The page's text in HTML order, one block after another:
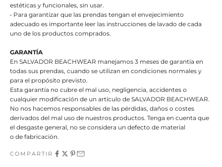
estéticas y funcionales, sin usar.
• Para garantizar que las prendas tengan el envejecimiento
adecuado es importante leer las instrucciones de lavado de cada
uno de los productos comprados.
GARANTÍA
En SALVADOR BEACHWEAR manejamos 3 meses de garantía en
todas sus prendas, cuando se utilizan en condiciones normales y
para el propósito previsto.
Esta garantía no cubre el mal uso, negligencia, accidentes o
cualquier modificación de un artículo de SALVADOR BEACHWEAR.
No nos hacemos responsables de las pérdidas, daños o costes
derivados del mal uso de nuestros productos. Tenga en cuenta que
el desgaste general, no se considera un defecto de material
o de fabricación.
COMPARTIR